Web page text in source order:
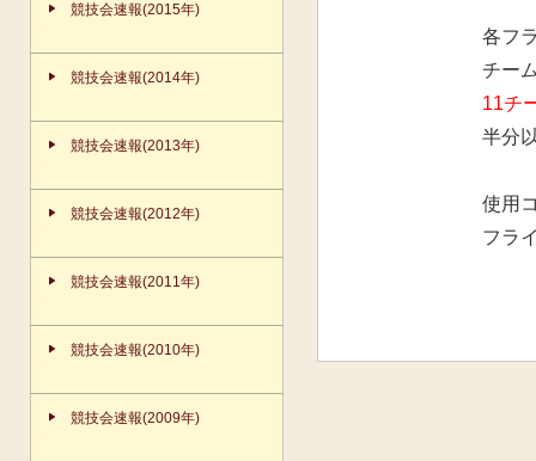
競技会速報(2015年)
競技会速報(2014年)
競技会速報(2013年)
競技会速報(2012年)
競技会速報(2011年)
競技会速報(2010年)
競技会速報(2009年)
各フ
チー
11チ
半分
使用
フラ